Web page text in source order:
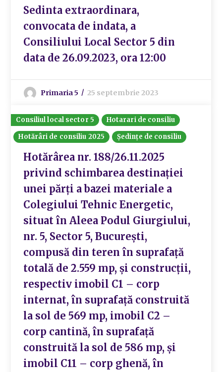
Sedinta extraordinara,
convocata de indata, a
Consiliului Local Sector 5 din
data de 26.09.2023, ora 12:00
Primaria 5 25 septembrie 2023
Consiliul local sector 5
Hotarari de consiliu
Hotărâri de consiliu 2025
Ședințe de consiliu
Hotărârea nr. 188/26.11.2025
privind schimbarea destinației
unei părți a bazei materiale a
Colegiului Tehnic Energetic,
situat în Aleea Podul Giurgiului,
nr. 5, Sector 5, București,
compusă din teren în suprafață
totală de 2.559 mp, și construcții,
respectiv imobil C1 – corp
internat, în suprafață construită
la sol de 569 mp, imobil C2 –
corp cantină, în suprafață
construită la sol de 586 mp, și
imobil C11 – corp ghenă, în